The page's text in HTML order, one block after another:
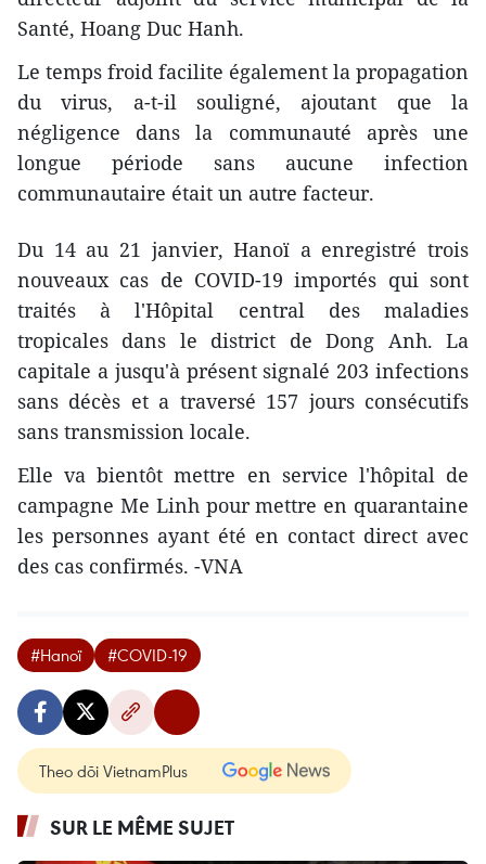
Santé, Hoang Duc Hanh.
Le temps froid facilite également la propagation
du virus, a-t-il souligné, ajoutant que la
négligence dans la communauté après une
longue période sans aucune infection
communautaire était un autre facteur.
Du 14 au 21 janvier, Hanoï a enregistré trois
nouveaux cas de COVID-19 importés qui sont
traités à l'Hôpital central des maladies
tropicales dans le district de Dong Anh. La
capitale a jusqu'à présent signalé 203 infections
sans décès et a traversé 157 jours consécutifs
sans transmission locale.
Elle va bientôt mettre en service l'hôpital de
campagne Me Linh pour mettre en quarantaine
les personnes ayant été en contact direct avec
des cas confirmés. -VNA
#Hanoï #COVID-19
Theo dõi VietnamPlus
SUR LE MÊME SUJET